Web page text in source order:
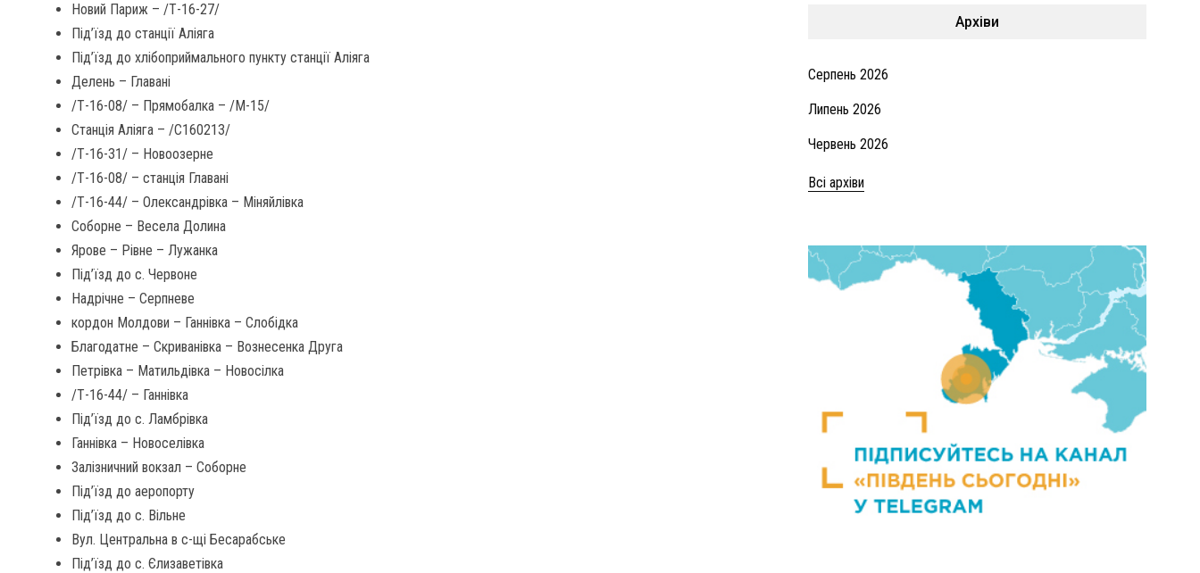
Новий Париж – /Т-16-27/
Під’їзд до станції Аліяга
Під’їзд до хлібоприймального пункту станції Аліяга
Делень – Главані
/Т-16-08/ – Прямобалка – /М-15/
Станція Аліяга – /С160213/
/Т-16-31/ – Новоозерне
/Т-16-08/ – станція Главані
/Т-16-44/ – Олександрівка – Міняйлівка
Соборне – Весела Долина
Ярове – Рівне – Лужанка
Під’їзд до с. Червоне
Надрічне – Серпневе
кордон Молдови – Ганнівка – Слобідка
Благодатне – Скриванівка – Вознесенка Друга
Петрівка – Матильдівка – Новосілка
/Т-16-44/ – Ганнівка
Під’їзд до с. Ламбрівка
Ганнівка – Новоселівка
Залізничний вокзал – Соборне
Під’їзд до аеропорту
Під’їзд до с. Вільне
Вул. Центральна в с-щі Бесарабське
Під’їзд до с. Єлизаветівка
Архіви
Серпень 2026
Липень 2026
Червень 2026
Всі архіви